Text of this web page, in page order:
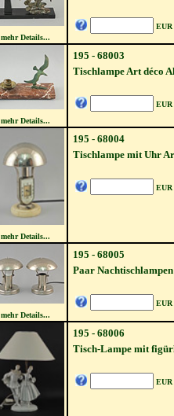
mehr Details...
EUR
mehr Details...
195 - 68003
Tischlampe Art déco
EUR
mehr Details...
195 - 68004
Tischlampe mit Uhr
EUR
mehr Details...
195 - 68005
Paar
EUR
195 - 68006
Tisch-Lampe mit
EUR